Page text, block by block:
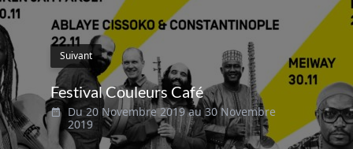
Suivant
Festival Couleurs Café
Du 20 Novembre 2019 au 30 Novembre
2019